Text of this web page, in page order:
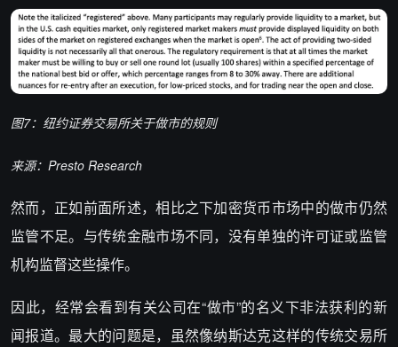
图7：纽约证券交易所关于做市的规则
来源：Presto Research
然而，正如前面所述，相比之下加密货币市场中的做市仍然
监管不足。与传统金融市场不同，没有单独的许可证或监管
机构监督这些操作。
因此，经常会看到有关公司在“做市”的名义下非法获利的新
闻报道。最大的问题是，虽然像纳斯达克这样的传统交易所